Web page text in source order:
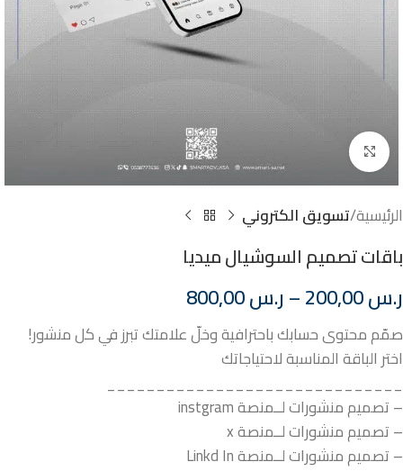
Click to enlarge
الرئيسية تسويق الكتروني
باقات تصميم السوشيال ميديا
ر.س –ر.س
صمّم محتوى حسابك باحترافية وخلّ علامتك تبرز في كل منشور!
اختر الباقة المناسبة لاحتياجاتك
______________________________
– تصميم منشورات لــمنصة instgram
– تصميم منشورات لــمنصة x
– تصميم منشورات لــمنصة Linkd In